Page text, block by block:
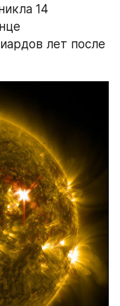
14
лет после